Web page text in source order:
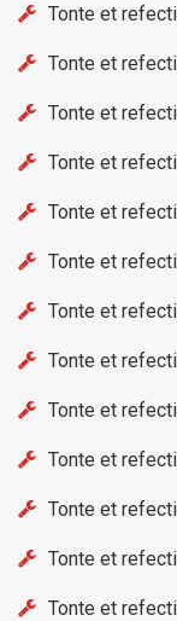
Tonte et
Tonte et
Tonte et
Tonte et
Tonte et
Tonte et
Tonte et
Tonte et
Tonte et
Tonte et
Tonte et
Tonte et
Tonte et